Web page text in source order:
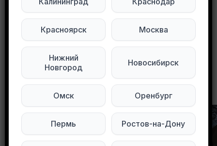
Мы в Telegram Мы в ВКонтакте
77 просмотров
Другие объявления в этом городе
Красноярск Москва
Нижний
Новгород
Новосибирск
Омск Оренбург
Пермь Ростов-на-Дону